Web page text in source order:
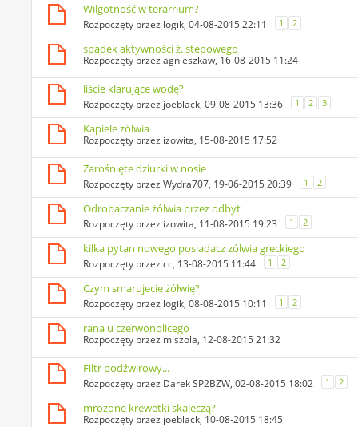
Wilgotność w terarrium?
Rozpoczęty przez logik, 04-08-2015 22:11 1 2
spadek aktywności ż. stepowego
Rozpoczęty przezagnieszkaw, 16-08-2015 11:24
liście klarujące wodę?
Rozpoczęty przez joeblack, 09-08-2015 13:36 1 2 3
Kapiele zólwia
Rozpoczęty przez izowita, 15-08-2015 17:52
Zarośnięte dziurki w nosie
Rozpoczęty przezWydra707, 19-06-2015 20:39 1 2
Odrobaczanie żólwia przez odbyt
Rozpoczęty przez izowita, 11-08-2015 19:23 1 2
kilka pytan nowego posiadacz zólwia greckiego
Rozpoczęty przezcc, 13-08-2015 11:44 1 2
Czym smarujecie żółwię?
Rozpoczęty przez logik, 08-08-2015 10:11 1 2
rana u czerwonolicego
Rozpoczęty przez miszola, 12-08-2015 21:32
Filtr podźwirowy...
Rozpoczęty przez Darek SP2BZW, 02-08-2015 18:02 1 2
mrozone krewetki skaleczą?
Rozpoczęty przez joeblack, 10-08-2015 18:45